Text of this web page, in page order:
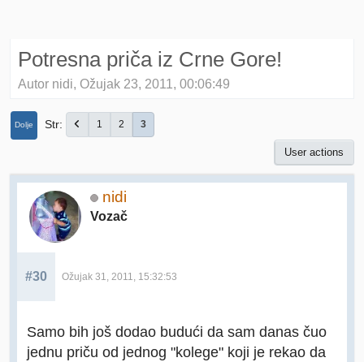
Potresna priča iz Crne Gore!
Autor nidi, Ožujak 23, 2011, 00:06:49
Dolje Str 1 2 3
User actions
nidi
Vozač
#30 Ožujak 31, 2011, 15:32:53
Samo bih još dodao budući da sam danas čuo
jednu priču od jednog "kolege" koji je rekao da